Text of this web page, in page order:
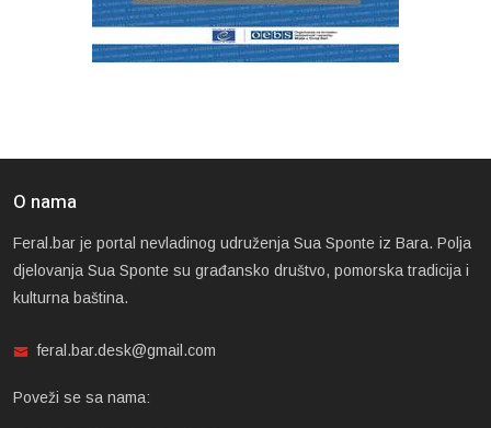
O nama
Feral.bar je portal nevladinog udruženja Sua Sponte iz Bara. Polja
djelovanja Sua Sponte su građansko društvo, pomorska tradicija i
kulturna baština.
feral.bar.desk@gmail.com
Poveži se sa nama: